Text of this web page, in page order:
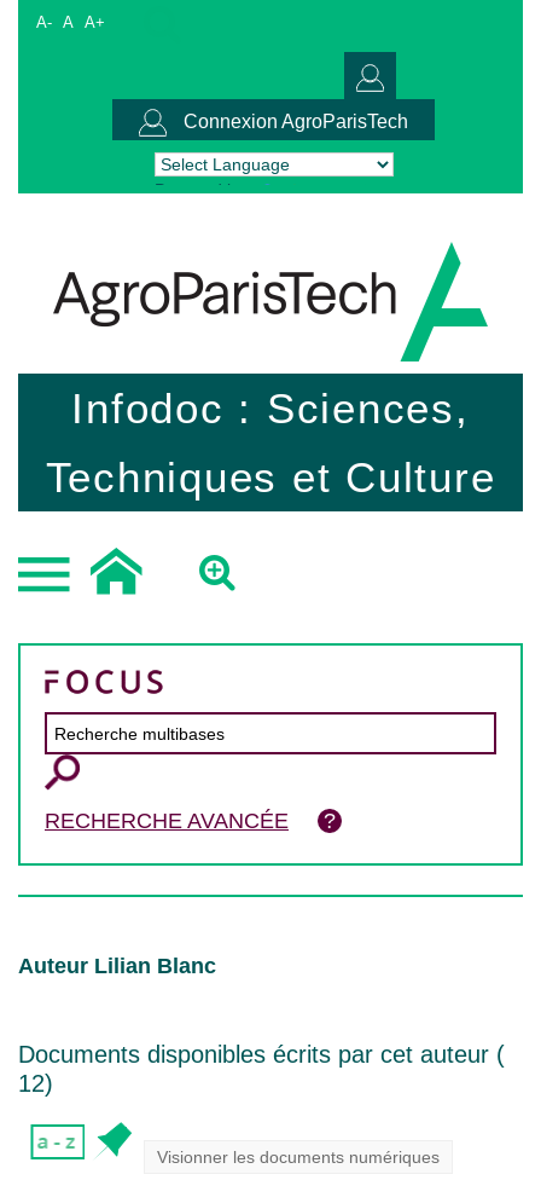
A- A A+
Connexion AgroParisTech
Powered by Translate
Infodoc : Sciences,
Techniques et Culture
RECHERCHE AVANCÉE
Auteur Lilian Blanc
Documents disponibles écrits par cet auteur (
12)
Visionner les documents numériques